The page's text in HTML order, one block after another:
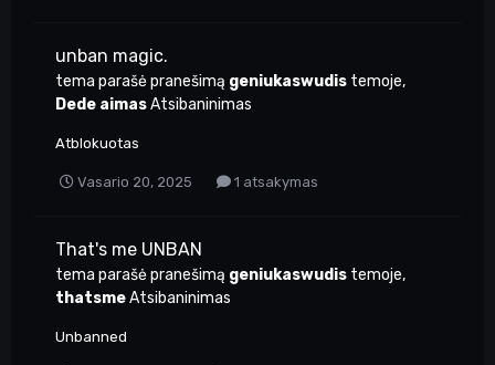
unban magic.
tema parašė pranešimą geniukaswudis temoje,
Dede aimasAtsibaninimas
Atblokuotas
Vasario 20, 2025 1 atsakymas
That's me UNBAN
tema parašė pranešimą geniukaswudis temoje,
thatsmeAtsibaninimas
Unbanned